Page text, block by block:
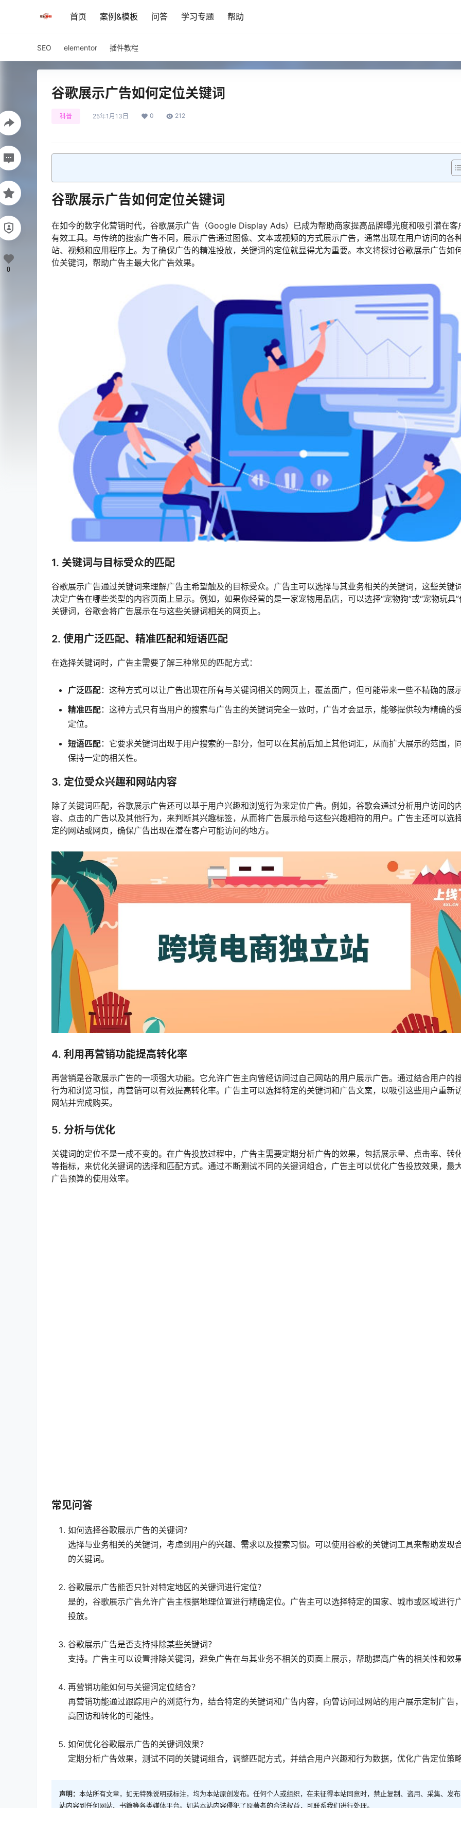
首页 案例&模板 问答 学习专题 帮助
SEO elementor 插件教程
谷歌展示广告如何定位关键词
科普 25年1月13日 0 212
谷歌展示广告如何定位关键词
在如今的数字化营销时代，谷歌展示广告（Google Display Ads）已成为帮助商家提高品牌曝光度和吸引潜在客
有效工具。与传统的搜索广告不同，展示广告通过图像、文本或视频的方式展示广告，通常出现在用户访问的各
站、视频和应用程序上。为了确保广告的精准投放，关键词的定位就显得尤为重要。本文将探讨谷歌展示广告如
位关键词，帮助广告主最大化广告效果。
1. 关键词与目标受众的匹配
谷歌展示广告通过关键词来理解广告主希望触及的目标受众。广告主可以选择与其业务相关的关键词，这些关键
决定广告在哪些类型的内容页面上显示。例如，如果你经营的是一家宠物用品店，可以选择“宠物狗”或“宠物玩具”
关键词，谷歌会将广告展示在与这些关键词相关的网页上。
2. 使用广泛匹配、精准匹配和短语匹配
在选择关键词时，广告主需要了解三种常见的匹配方式：
广泛匹配：这种方式可以让广告出现在所有与关键词相关的网页上，覆盖面广，但可能带来一些不精确的展示
精准匹配：这种方式只有当用户的搜索与广告主的关键词完全一致时，广告才会显示，能够提供较为精确的
定位。
短语匹配：它要求关键词出现于用户搜索的一部分，但可以在其前后加上其他词汇，从而扩大展示的范围，
保持一定的相关性。
3. 定位受众兴趣和网站内容
除了关键词匹配，谷歌展示广告还可以基于用户兴趣和浏览行为来定位广告。例如，谷歌会通过分析用户访问的
容、点击的广告以及其他行为，来判断其兴趣标签，从而将广告展示给与这些兴趣相符的用户。广告主还可以选
定的网站或网页，确保广告出现在潜在客户可能访问的地方。
4. 利用再营销功能提高转化率
再营销是谷歌展示广告的一项强大功能。它允许广告主向曾经访问过自己网站的用户展示广告。通过结合用户的
行为和浏览习惯，再营销可以有效提高转化率。广告主可以选择特定的关键词和广告文案，以吸引这些用户重新
网站并完成购买。
5. 分析与优化
关键词的定位不是一成不变的。在广告投放过程中，广告主需要定期分析广告的效果，包括展示量、点击率、转
等指标，来优化关键词的选择和匹配方式。通过不断测试不同的关键词组合，广告主可以优化广告投放效果，最
广告预算的使用效率。
常见问答
如何选择谷歌展示广告的关键词？
选择与业务相关的关键词，考虑到用户的兴趣、需求以及搜索习惯。可以使用谷歌的关键词工具来帮助发现
的关键词。
谷歌展示广告能否只针对特定地区的关键词进行定位？
是的，谷歌展示广告允许广告主根据地理位置进行精确定位。广告主可以选择特定的国家、城市或区域进行
投放。
谷歌展示广告是否支持排除某些关键词？
支持。广告主可以设置排除关键词，避免广告在与其业务不相关的页面上展示，帮助提高广告的相关性和效果
再营销功能如何与关键词定位结合？
再营销功能通过跟踪用户的浏览行为，结合特定的关键词和广告内容，向曾访问过网站的用户展示定制广告
高回访和转化的可能性。
如何优化谷歌展示广告的关键词效果？
定期分析广告效果，测试不同的关键词组合，调整匹配方式，并结合用户兴趣和行为数据，优化广告定位策略
声明： 本站所有文章，如无特殊说明或标注，均为本站原创发布。任何个人或组织，在未征得本站同意时，禁止复制、盗用、采集、发
站内容到任何网站、书籍等各类媒体平台。如若本站内容侵犯了原著者的合法权益，可联系我们进行处理。
0